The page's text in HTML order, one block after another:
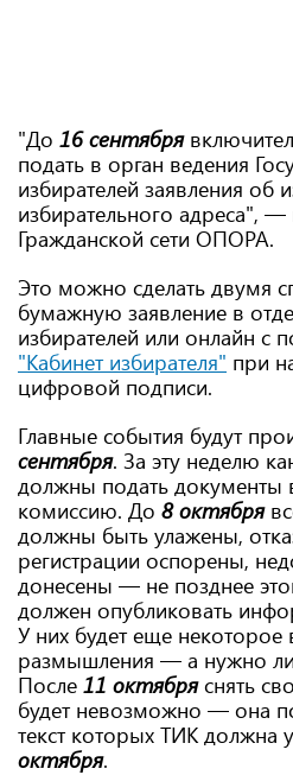
"До 16 сентября
подать в орган ведения
избирателей заявления об
избирательного адреса",
Гражданской сети ОПОРА.
Это можно сделать двумя
бумажную заявление в
избирателей или онлайн с
"Кабинет избирателя" при
цифровой подписи.
Главные события будут
сентября. За эту неделю
должны подать документы
комиссию. До 8 октября
должны быть улажены,
регистрации оспорены,
донесены — не позднее
должен опубликовать
У них будет еще некоторое
размышления — а нужно
После 11 октябряснять
будет невозможно — она
текст которых ТИК должна
октября.